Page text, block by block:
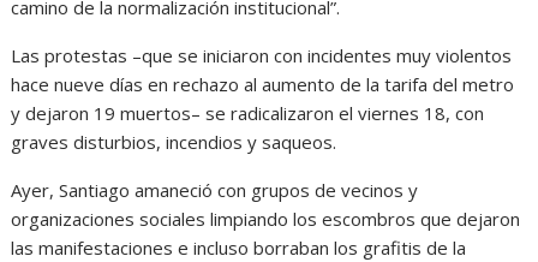
camino de la normalización institucional”.
Las protestas –que se iniciaron con incidentes muy violentos
hace nueve días en rechazo al aumento de la tarifa del metro
y dejaron 19 muertos– se radicalizaron el viernes 18, con
graves disturbios, incendios y saqueos.
Ayer, Santiago amaneció con grupos de vecinos y
organizaciones sociales limpiando los escombros que dejaron
las manifestaciones e incluso borraban los grafitis de la